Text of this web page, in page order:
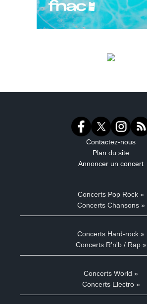
Contactez-nous
Plan du site
Annoncer un concert
Concerts Pop Rock »
Concerts Chansons »
Concerts Hard-rock »
Concerts R'n'b / Rap »
Concerts World »
Concerts Electro »